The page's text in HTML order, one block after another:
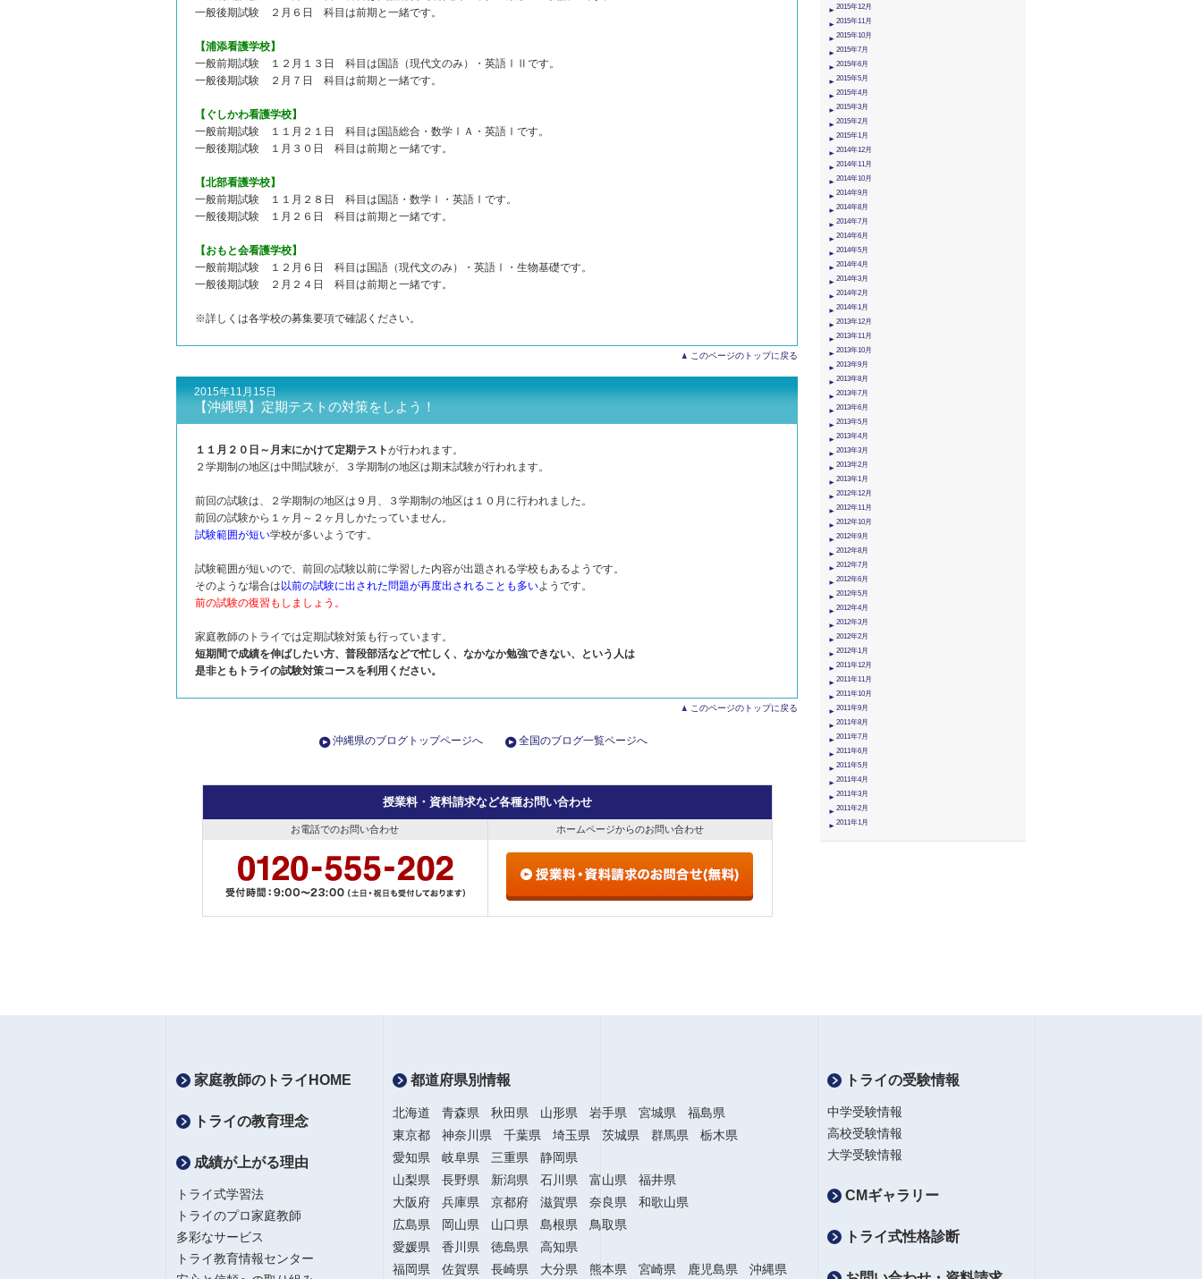
一般後期試験 ２月６日 科目は前期と一緒です。
【浦添看護学校】
一般前期試験 １２月１３日 科目は国語（現代文のみ）・英語ⅠⅡです。
一般後期試験 ２月７日 科目は前期と一緒です。
【ぐしかわ看護学校】
一般前期試験 １１月２１日 科目は国語総合・数学ⅠＡ・英語Ⅰです。
一般後期試験 １月３０日 科目は前期と一緒です。
【北部看護学校】
一般前期試験 １１月２８日 科目は国語・数学Ⅰ・英語Ⅰです。
一般後期試験 １月２６日 科目は前期と一緒です。
【おもと会看護学校】
一般前期試験 １２月６日 科目は国語（現代文のみ）・英語Ⅰ・生物基礎です。
一般後期試験 ２月２４日 科目は前期と一緒です。
※詳しくは各学校の募集要項で確認ください。
このページのトップに戻る
2015年11月15日
【沖縄県】定期テストの対策をしよう！
１１月２０日～月末にかけて定期テストが行われます。
２学期制の地区は中間試験が、３学期制の地区は期末試験が行われます。
前回の試験は、２学期制の地区は９月、３学期制の地区は１０月に行われました。
前回の試験から１ヶ月～２ヶ月しかたっていません。
試験範囲が短い学校が多いようです。
試験範囲が短いので、前回の試験以前に学習した内容が出題される学校もあるようです。
そのような場合は 以前の試験に出された問題が再度出されることも多いようです。
前の試験の復習もしましょう。
家庭教師のトライでは定期試験対策も行っています。
短期間で成績を伸ばしたい方、普段部活などで忙しく、なかなか勉強できない、という人は
是非ともトライの試験対策コースを利用ください。
このページのトップに戻る
沖縄県のブログトップページへ 全国のブログ一覧ページへ
授業料・資料請求など各種お問い合わせ
お電話でのお問い合わせ ホームページからのお問い合わせ
2015年12月
2015年11月
2015年10月
2015年7月
2015年6月
2015年5月
2015年4月
2015年3月
2015年2月
2015年1月
2014年12月
2014年11月
2014年10月
2014年9月
2014年8月
2014年7月
2014年6月
2014年5月
2014年4月
2014年3月
2014年2月
2014年1月
2013年12月
2013年11月
2013年10月
2013年9月
2013年8月
2013年7月
2013年6月
2013年5月
2013年4月
2013年3月
2013年2月
2013年1月
2012年12月
2012年11月
2012年10月
2012年9月
2012年8月
2012年7月
2012年6月
2012年5月
2012年4月
2012年3月
2012年2月
2012年1月
2011年12月
2011年11月
2011年10月
2011年9月
2011年8月
2011年7月
2011年6月
2011年5月
2011年4月
2011年3月
2011年2月
2011年1月
家庭教師のトライHOME
トライの教育理念
成績が上がる理由
トライ式学習法
トライのプロ家庭教師
多彩なサービス
トライ教育情報センター
都道府県別情報
北海道 青森県 秋田県 山形県 岩手県 宮城県
福島県
東京都
神奈川県 千葉県 埼玉県 茨城県 群馬県
栃木県
愛知県
岐阜県 三重県
静岡県
山梨県
長野県 新潟県 石川県 富山県
福井県
大阪府
兵庫県 京都府 滋賀県 奈良県
和歌山県
広島県
岡山県 山口県 島根県
鳥取県
愛媛県
香川県 徳島県
高知県
福岡県
佐賀県 長崎県 大分県 熊本県 宮崎県 鹿児島県 沖縄県
トライの受験情報
中学受験情報
高校受験情報
大学受験情報
CMギャラリー
トライ式性格診断